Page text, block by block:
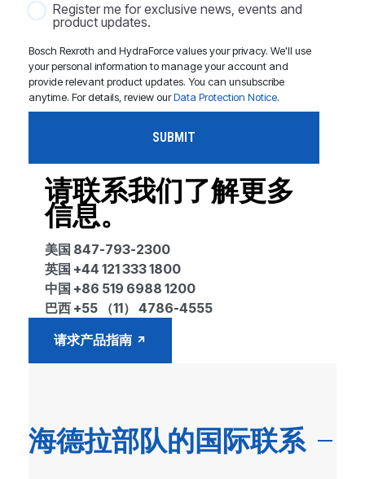
Register me for exclusive news, events and
product updates.
Bosch Rexroth and HydraForce values your privacy. We'll use
your personal information to manage your account and
provide relevant product updates. You can unsubscribe
anytime. For details, review ourData Protection Notice.
请联系我们了解更多
信息。
美国 847-793-2300
英国 +44 121 333 1800
中国 +86 519 6988 1200
巴西 +55 （11） 4786-4555
请求产品指南
海德拉部队的国际联系